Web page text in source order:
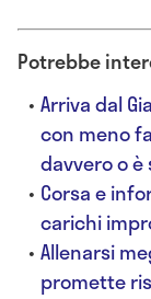
Potrebbe
Arriva dal
con meno
davvero o è
Corsa e
carichi
Allenarsi
promette